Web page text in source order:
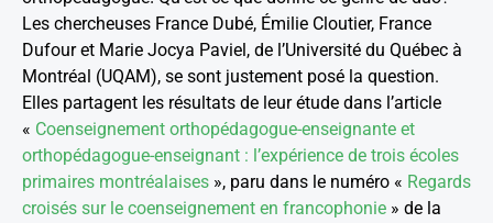
Les chercheuses France Dubé, Émilie Cloutier, France
Dufour et Marie Jocya Paviel, de l’Université du Québec à
Montréal (UQAM), se sont justement posé la question.
Elles partagent les résultats de leur étude dans l’article
« Coenseignement orthopédagogue-enseignante et
orthopédagogue-enseignant : l’expérience de trois écoles
primaires montréalaises », paru dans le numéro « Regards
croisés sur le coenseignement en francophonie » de la